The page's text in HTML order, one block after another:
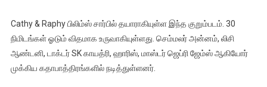
Cathy & Raphy பிலிம்ஸ் சார்பில் தயாராகியுள்ள இந்த குறும்படம். 30
நிமிடங்கள் ஓடும் விதமாக உருவாகியுள்ளது. செம்மலர் அன்னம், லிசி
ஆண்டனி, டாக்டர் SK காயத்ரி, ஹாரிஸ், மாஸ்டர் ஜெப்ரி ஜேம்ஸ் ஆகியோர்
முக்கிய கதாபாத்திரங்களில் நடித்துள்ளனர்.